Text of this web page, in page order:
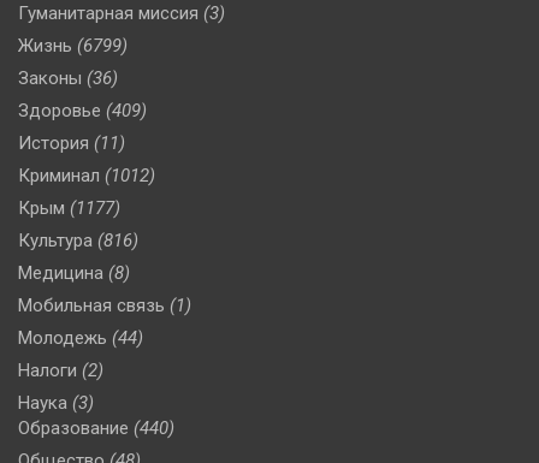
Гуманитарная миссия (3)
Жизнь (6799)
Законы (36)
Здоровье (409)
История (11)
Криминал (1012)
Крым (1177)
Культура (816)
Медицина (8)
Мобильная связь (1)
Молодежь (44)
Налоги (2)
Наука (3)
Образование (440)